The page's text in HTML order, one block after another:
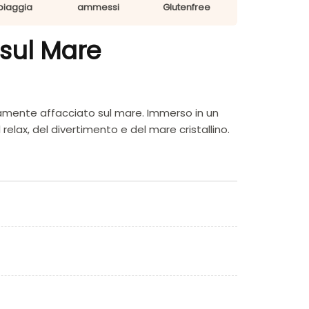
ammessi
Glutenfree
Mare
affacciato sul mare. Immerso in un
del divertimento e del mare cristallino.
buona ristorazione e una posizione
o Vibo Valentia, poi direzione